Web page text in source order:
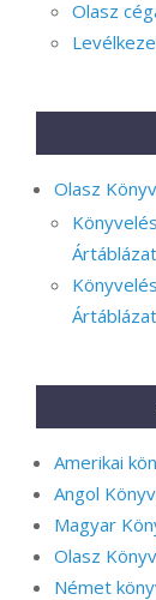
Olasz
Olasz
Ártáblázat
Ártáblázat
Amerikai
Angol
Magyar
Olasz
Német